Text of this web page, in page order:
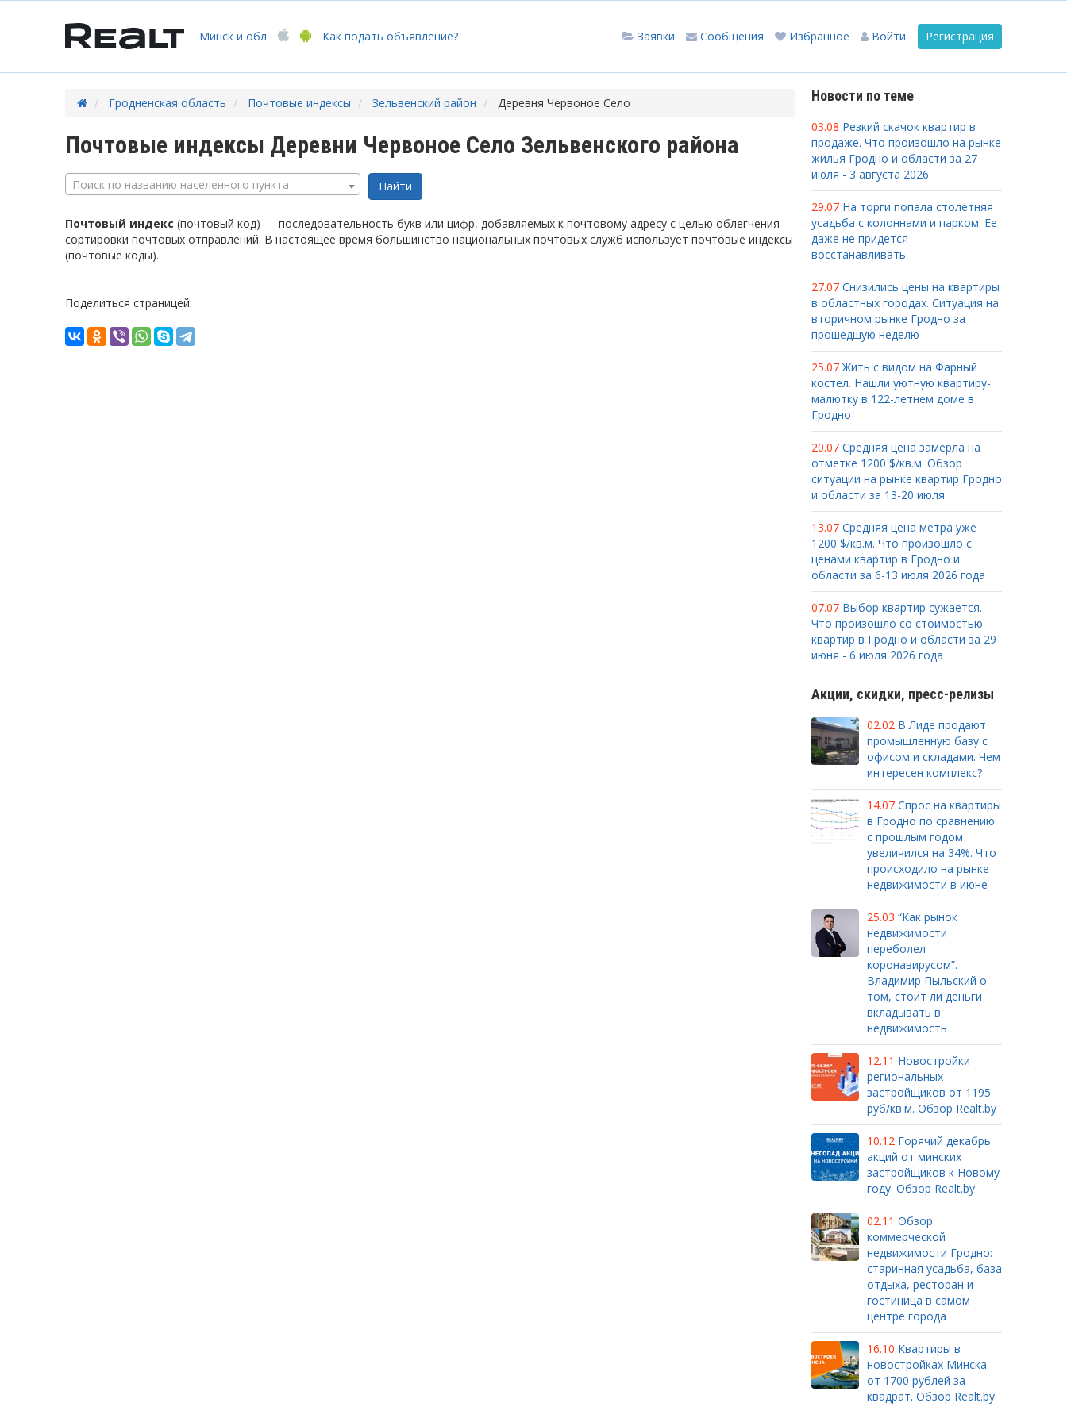
Минск и обл Как подать объявление? Регистрация
Войти
Избранное
Сообщения
Заявки
Гродненская область Почтовые индексы Зельвенский район Деревня Червоное Село
Почтовые индексы Деревни Червоное Село Зельвенского района
Поиск по названию населенного пункта
Почтовый индекс (почтовый код) — последовательность букв или цифр, добавляемых к почтовому адресу с целью облегчения
сортировки почтовых отправлений. В настоящее время большинство национальных почтовых служб использует почтовые индексы
(почтовые коды).
Поделиться страницей:
Новости по теме
03.08 Резкий скачок квартир в
продаже. Что произошло на рынке
жилья Гродно и области за 27
июля - 3 августа 2026
29.07 На торги попала столетняя
усадьба с колоннами и парком. Ее
даже не придется
восстанавливать
27.07 Снизились цены на квартиры
в областных городах. Ситуация на
вторичном рынке Гродно за
прошедшую неделю
25.07 Жить с видом на Фарный
костел. Нашли уютную квартиру-
малютку в 122-летнем доме в
Гродно
20.07 Средняя цена замерла на
отметке 1200 $/кв.м. Обзор
ситуации на рынке квартир Гродно
и области за 13-20 июля
13.07 Средняя цена метра уже
1200 $/кв.м. Что произошло с
ценами квартир в Гродно и
области за 6-13 июля 2026 года
07.07 Выбор квартир сужается.
Что произошло со стоимостью
квартир в Гродно и области за 29
июня - 6 июля 2026 года
Акции, скидки, пресс-релизы
02.02 В Лиде продают
промышленную базу с
офисом и складами. Чем
интересен комплекс?
14.07 Спрос на квартиры
в Гродно по сравнению
с прошлым годом
увеличился на 34%. Что
происходило на рынке
недвижимости в июне
25.03 “Как рынок
недвижимости
переболел
коронавирусом”.
Владимир Пыльский о
том, стоит ли деньги
вкладывать в
недвижимость
12.11 Новостройки
региональных
застройщиков от 1195
руб/кв.м. Обзор Realt.by
10.12 Горячий декабрь
акций от минских
застройщиков к Новому
году. Обзор Realt.by
02.11 Обзор
коммерческой
недвижимости Гродно:
старинная усадьба, база
отдыха, ресторан и
гостиница в самом
центре города
16.10 Квартиры в
новостройках Минска
от 1700 рублей за
квадрат. Обзор Realt.by